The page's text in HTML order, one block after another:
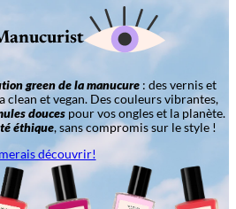
green de la manucure: des vernis et
clean et vegan. Des couleurs vibrantes,
douces pour vos ongles et la planète.
éthique, sans compromis sur le style !
découvrir!